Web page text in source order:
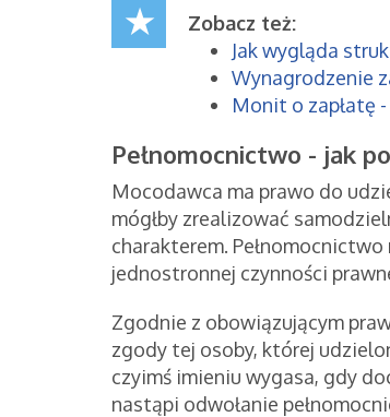
Zobacz też:
Jak wygląda
Wynagrodzenie
Monit o zapłatę
Pełnomocnictwo - jak
Mocodawca ma prawo do
mógłby zrealizować
charakterem.
jednostronnej czynności
Zgodnie z obowiązującym
zgody tej osoby, której
czyimś imieniu wygasa, gdy
nastąpi odwołanie